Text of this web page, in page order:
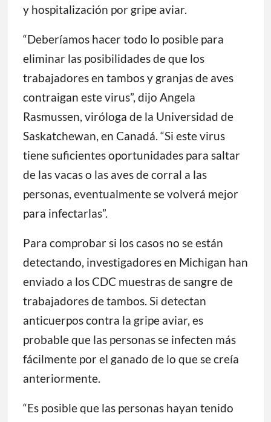
y hospitalización por gripe aviar.
“Deberíamos hacer todo lo posible para
eliminar las posibilidades de que los
trabajadores en tambos y granjas de aves
contraigan este virus”, dijo Angela
Rasmussen, viróloga de la Universidad de
Saskatchewan, en Canadá. “Si este virus
tiene suficientes oportunidades para saltar
de las vacas o las aves de corral a las
personas, eventualmente se volverá mejor
para infectarlas”.
Para comprobar si los casos no se están
detectando, investigadores en Michigan han
enviado a los CDC muestras de sangre de
trabajadores de tambos. Si detectan
anticuerpos contra la gripe aviar, es
probable que las personas se infecten más
fácilmente por el ganado de lo que se creía
anteriormente.
“Es posible que las personas hayan tenido